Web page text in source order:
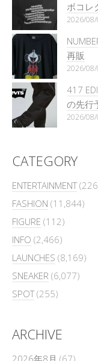
ボコレ
2026/08/
再販
2026/08/
417
の先行
2026/08/
CATEGORY
ENTERTAINMENT
FASHION (11,844)
FIGURE (112)
INFO (2,466)
LAUNCHES (8,169)
SNEAKER (6,077)
SPOT(255)
ARCHIVE
2026年8月 (67)